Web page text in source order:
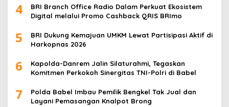
4
BRI Branch Office Radio Dalam Perkuat Ekosistem
Digital melalui Promo Cashback QRIS BRImo
5
BRI Dukung Kemajuan UMKM Lewat Partisipasi Aktif di
Harkopnas 2026
6
Kapolda-Danrem Jalin Silaturahmi, Tegaskan
Komitmen Perkokoh Sinergitas TNI-Polri di Babel
7
Polda Babel Imbau Pemilik Bengkel Tak Jual dan
Layani Pemasangan Knalpot Brong